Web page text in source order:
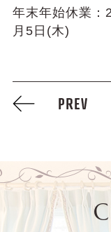
年末年始休業
月5日(木)